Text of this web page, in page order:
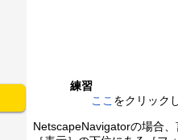
練習
ここ をクリック
NetscapeNavigatorの場合